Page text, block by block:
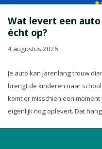
Wat levert een
écht op?
4 augustus 2026
Je auto kan jarenlang trouw
brengt de kinderen naar
komt er misschien een
eigenlijk nog oplevert. Dat